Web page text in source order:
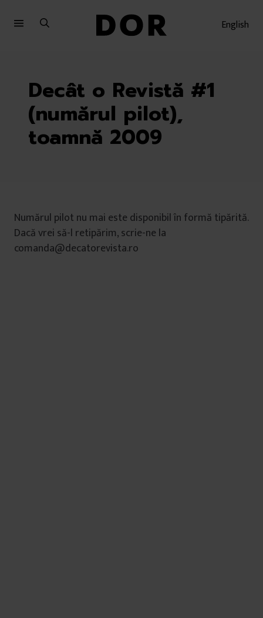
English
Decât o Revistă #1
(numărul pilot),
toamnă 2009
Numărul pilot nu mai este disponibil în formă tipărită.
Dacă vrei să-l retipărim, scrie-ne la
comanda@decatorevista.ro